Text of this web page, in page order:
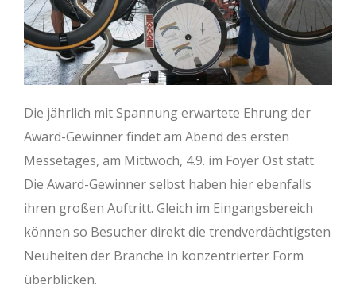
Die jährlich mit Spannung erwartete Ehrung der
Award-Gewinner findet am Abend des ersten
Messetages, am Mittwoch, 4.9. im Foyer Ost statt.
Die Award-Gewinner selbst haben hier ebenfalls
ihren großen Auftritt. Gleich im Eingangsbereich
können so Besucher direkt die trendverdächtigsten
Neuheiten der Branche in konzentrierter Form
überblicken.